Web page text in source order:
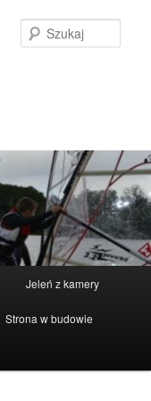
Jeleń z kamery
Strona w budowie